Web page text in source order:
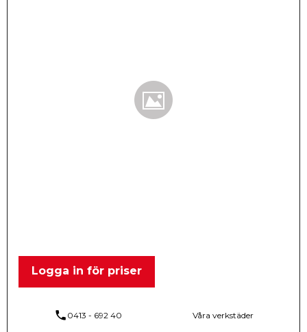
Logga in för priser
phone 0413 - 692 40 Våra verkstäder